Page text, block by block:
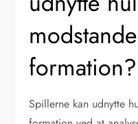
formation?
Spillerne kan udnytte